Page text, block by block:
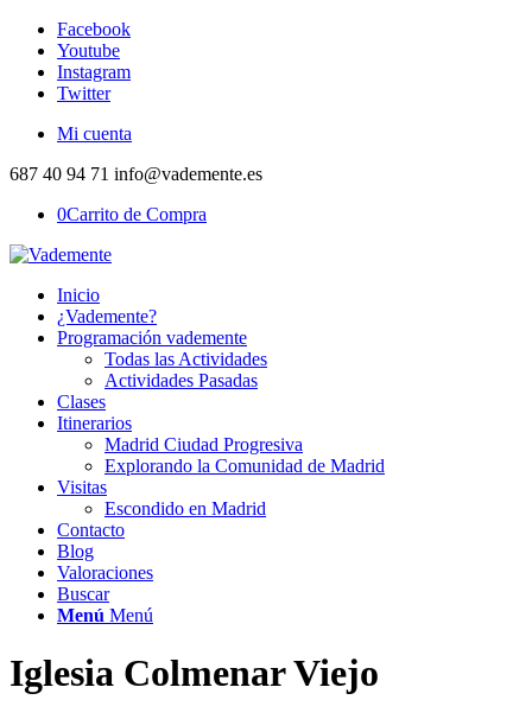
Facebook
Youtube
Instagram
Twitter
Mi cuenta
687 40 94 71 info@vademente.es
0Carrito de Compra
Inicio
¿Vademente?
Programación vademente
Todas las Actividades
Actividades Pasadas
Clases
Itinerarios
Madrid Ciudad Progresiva
Explorando la Comunidad de Madrid
Visitas
Escondido en Madrid
Contacto
Blog
Valoraciones
Buscar
Menú Menú
Iglesia Colmenar Viejo